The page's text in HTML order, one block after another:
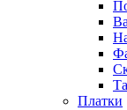
Платки